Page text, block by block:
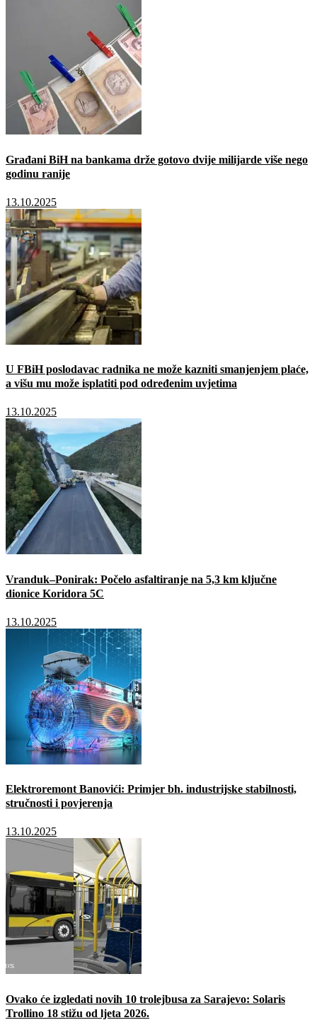
Građani BiH na bankama drže gotovo dvije milijarde više nego
godinu ranije
13.10.2025
U FBiH poslodavac radnika ne može kazniti smanjenjem plaće,
a višu mu može isplatiti pod određenim uvjetima
13.10.2025
Vranduk–Ponirak: Počelo asfaltiranje na 5,3 km ključne
dionice Koridora 5C
13.10.2025
Elektroremont Banovići: Primjer bh. industrijske stabilnosti,
stručnosti i povjerenja
13.10.2025
Ovako će izgledati novih 10 trolejbusa za Sarajevo: Solaris
Trollino 18 stižu od ljeta 2026.